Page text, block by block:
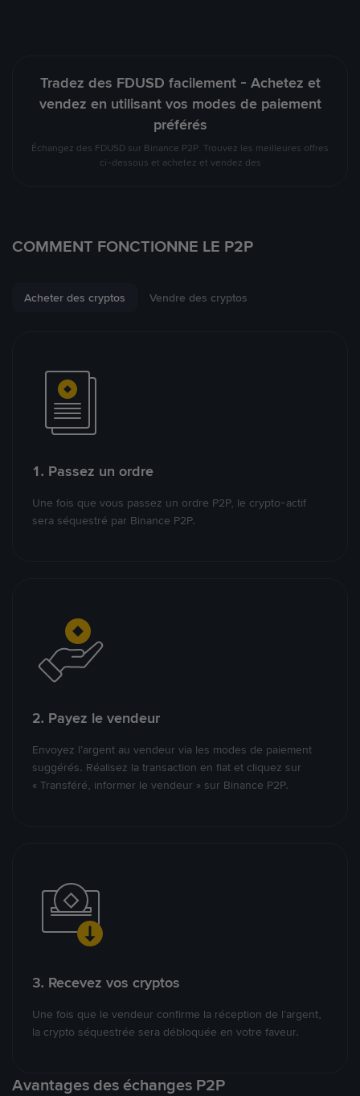
Tradez des FDUSD facilement - Achetez et
vendez en utilisant vos modes de paiement
préférés
Échangez des FDUSD sur Binance P2P. Trouvez les meilleures offres
ci-dessous et achetez et vendez des
COMMENT FONCTIONNE LE P2P
Acheter des cryptos Vendre des cryptos
1. Passez un ordre
Une fois que vous passez un ordre P2P, le crypto-actif
sera séquestré par Binance P2P.
2. Payez le vendeur
Envoyez l’argent au vendeur via les modes de paiement
suggérés. Réalisez la transaction en fiat et cliquez sur
« Transféré, informer le vendeur » sur Binance P2P.
3. Recevez vos cryptos
Une fois que le vendeur confirme la réception de l’argent,
la crypto séquestrée sera débloquée en votre faveur.
Avantages des échanges P2P